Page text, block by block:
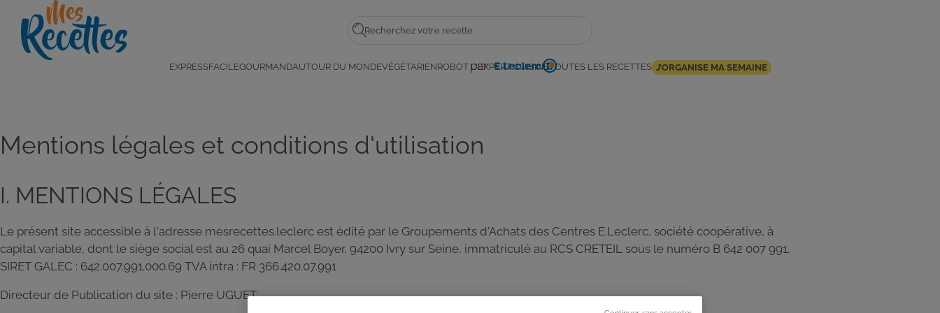
contenu
principal
Rechercher
par
E.
Navigation
EXPRESSFACILEGOURMANDAUTOUR DU MONDEVÉGÉTARIENROBOT L'EXPERT CUISINETOUTES LES RECETTES J’ORGANISE MA SEMAINE
Mentions légales et conditions d'utilisation
I. MENTIONS LÉGALES
Le présent site accessible à l'adresse mesrecettes.leclerc est édité par le Groupements d'Achats des Centres E.Leclerc, société coopérative, à
capital variable, dont le siège social est au 26 quai Marcel Boyer, 94200 Ivry sur Seine, immatriculé au RCS CRETEIL sous le numéro B 642 007 991,
SIRET GALEC : 642.007.991.000.69 TVA intra : FR 366.420.07.991
Directeur de Publication du site : Pierre UGUET